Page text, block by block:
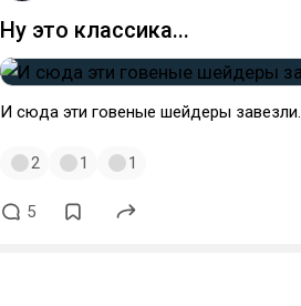
Ну это классика...
И сюда эти говеные шейдеры завезли.
2 1 1
5